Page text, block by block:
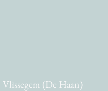
(De Haan)